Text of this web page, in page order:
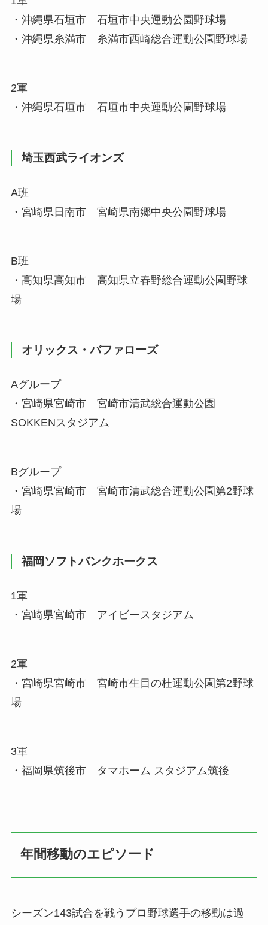
・沖縄県石垣市 石垣市中央運動公園野球場
・沖縄県糸満市 糸満市西崎総合運動公園野球場
2軍
・沖縄県石垣市 石垣市中央運動公園野球場
埼玉西武ライオンズ
A班
・宮崎県日南市 宮崎県南郷中央公園野球場
B班
・高知県高知市 高知県立春野総合運動公園野球
場
オリックス・バファローズ
Aグループ
・宮崎県宮崎市 宮崎市清武総合運動公園
SOKKENスタジアム
Bグループ
・宮崎県宮崎市 宮崎市清武総合運動公園第2野球
場
福岡ソフトバンクホークス
1軍
・宮崎県宮崎市 アイビースタジアム
2軍
・宮崎県宮崎市 宮崎市生目の杜運動公園第2野球
場
3軍
・福岡県筑後市 タマホーム スタジアム筑後
年間移動のエピソード
シーズン143試合を戦うプロ野球選手の移動は過